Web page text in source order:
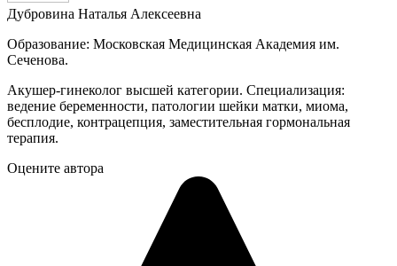
Дубровина Наталья Алексеевна
Образование: Московская Медицинская Академия им.
Сеченова.
Акушер-гинеколог высшей категории. Специализация:
ведение беременности, патологии шейки матки, миома,
бесплодие, контрацепция, заместительная гормональная
терапия.
Оцените автора